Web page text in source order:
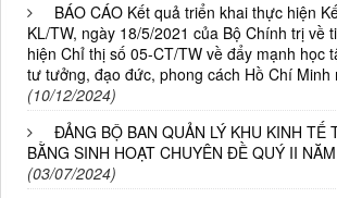
BÁO CÁO Kết quả triển khai thực hiện
KL/TW, ngày 18/5/2021 của Bộ Chính trị về
hiện Chỉ thị số 05-CT/TW về đẩy mạnh học
tư tưởng, đạo đức, phong cách Hồ Chí Minh
(10/12/2024)
ĐẢNG BỘ BAN QUẢN LÝ KHU KINH TẾ
BẰNG SINH HOẠT CHUYÊN ĐỀ QUÝ II
(03/07/2024)